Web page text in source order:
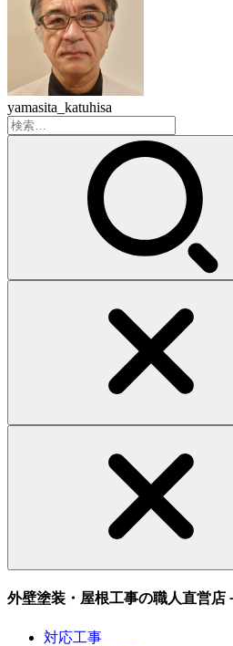
yamasita_katuhisa
検
索:
外壁塗装・屋根工事の職人直営店
対応工事